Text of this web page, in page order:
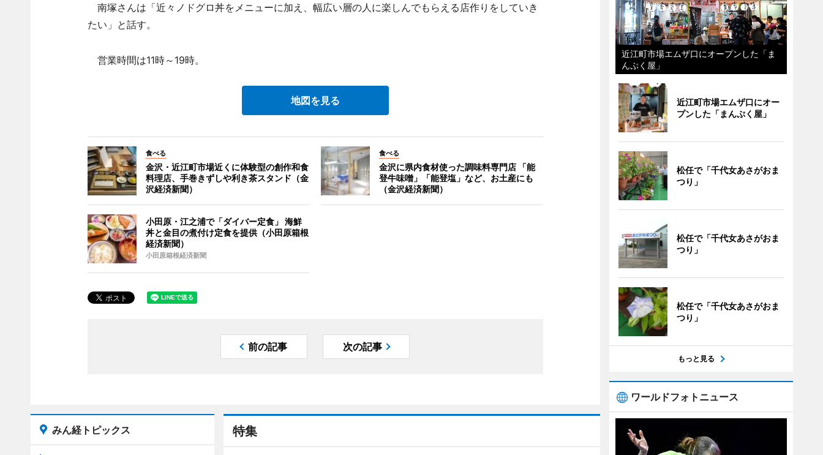
南塚さんは「近々ノドグロ丼をメニューに加え、幅広い層の人に楽しんでもらえる店作りをしていき
たい」と話す。
営業時間は11時～19時。
地図を見る
食べる
金沢・近江町市場近くに体験型の創作和食
料理店、手巻きずしや利き茶スタンド（金
沢経済新聞）
食べる
金沢に県内食材使った調味料専門店 「能
登牛味噌」「能登塩」など、お土産にも
（金沢経済新聞）
小田原・江之浦で「ダイバー定食」 海鮮
丼と金目の煮付け定食を提供（小田原箱根
経済新聞）
小田原箱根経済新聞
前の記事 次の記事
特集
みん経トピックス
近江町市場エムザ口にオープンした「ま
んぷく屋」
近江町市場エムザ口にオー
プンした「まんぷく屋」
松任で「千代女あさがおま
つり」
松任で「千代女あさがおま
つり」
松任で「千代女あさがおま
つり」
もっと見る
ワールドフォトニュース